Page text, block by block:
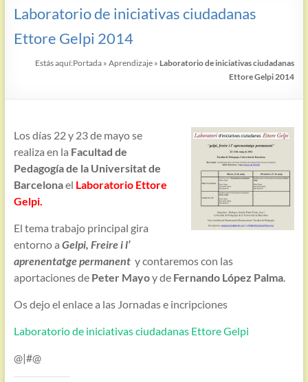
Laboratorio de iniciativas ciudadanas
Ettore Gelpi 2014
Estás aquí:Portada »Aprendizaje » Laboratorio de iniciativas ciudadanas
Ettore Gelpi 2014
Los días 22 y 23 de mayo se
realiza en la Facultad de
Pedagogía de la Universitat de
Barcelonael Laboratorio Ettore
Gelpi.
El tema trabajo principal gira
entorno a Gelpi, Freire i l’
aprenentatge permanenty contaremos con las
aportaciones de Peter Mayoy de Fernando López Palma.
Os dejo el enlace a las Jornadas e incripciones
Laboratorio de iniciativas ciudadanas Ettore Gelpi
@|#@